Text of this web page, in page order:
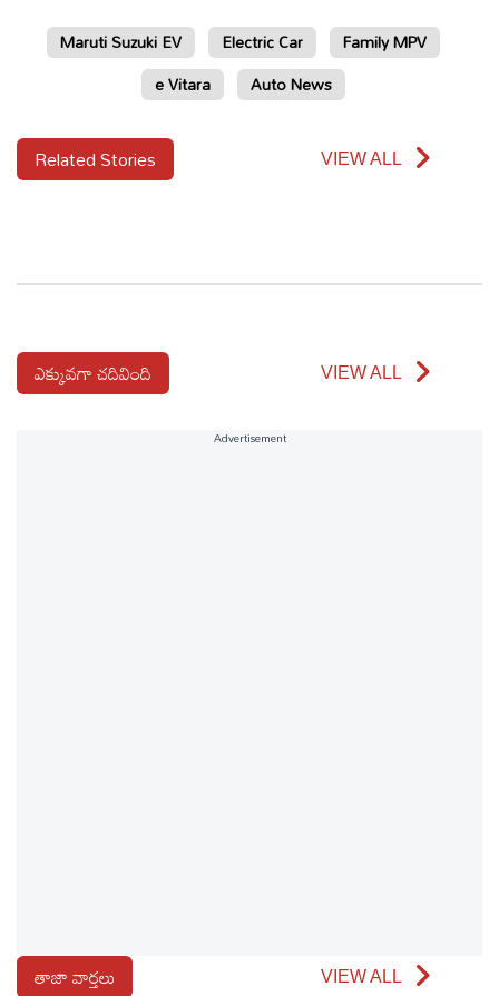
Maruti Suzuki EV Electric Car
Family MPV
e Vitara
Auto News
Related Stories VIEW ALL
ఎక్కువగా చదివింది VIEW ALL
Advertisement
తాజా వార్తలు VIEW ALL